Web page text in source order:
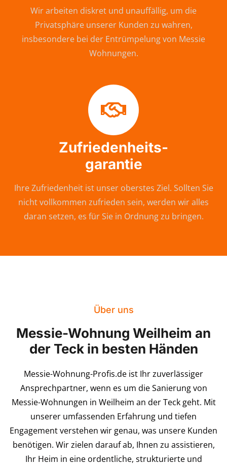
Wir arbeiten diskret und unauffällig, um die
Privatsphäre unserer Kunden zu wahren,
insbesondere bei der Entrümpelung von Messie
Wohnungen.
Zufriedenheits-
garantie
Ihre Zufriedenheit ist unser oberstes Ziel. Sollten Sie
nicht vollkommen zufrieden sein, werden wir alles
daran setzen, es für Sie in Ordnung zu bringen.
Über uns
Messie-Wohnung Weilheim an
der Teck in besten Händen
Messie-Wohnung-Profis.de ist Ihr zuverlässiger
Ansprechpartner, wenn es um die Sanierung von
Messie-Wohnungen in Weilheim an der Teck geht. Mit
unserer umfassenden Erfahrung und tiefen
Engagement verstehen wir genau, was unsere Kunden
benötigen. Wir zielen darauf ab, Ihnen zu assistieren,
Ihr Heim in eine ordentliche, strukturierte und